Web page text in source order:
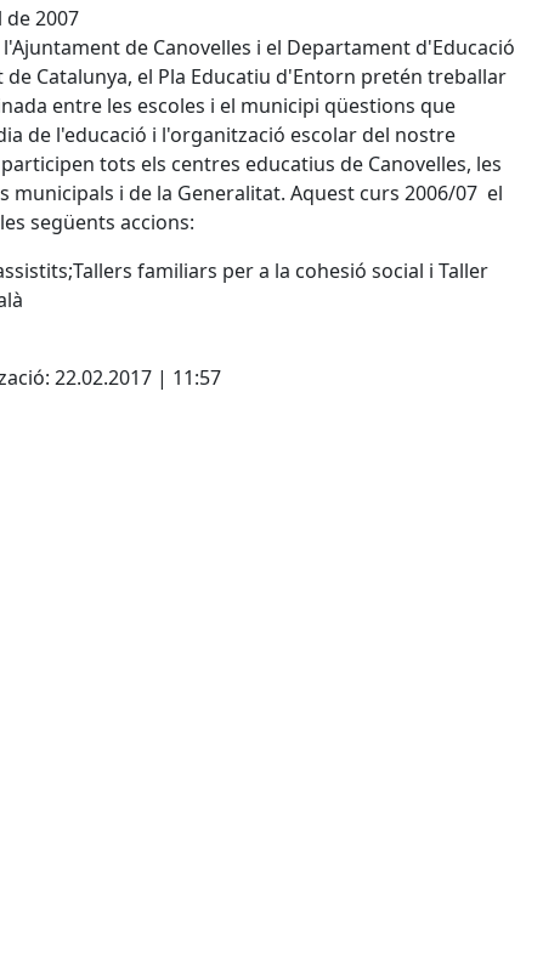
de 2007
de Canovelles i el Departament d'Educació
de Catalunya, el Pla Educatiu d'Entorn pretén treballar
entre les escoles i el municipi qüestions que
de l'educació i l'organització escolar del nostre
participen tots els centres educatius de Canovelles, les
municipals i de la Generalitat. Aquest curs 2006/07 el
següents accions:
familiars per a la cohesió social i Taller
22.02.2017 | 11:57